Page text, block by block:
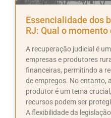
Essencialidade dos
RJ: Qual o
A recuperação judicial é
empresas e produtores
financeiras, permitindo a
de empregos. No entanto,
produtor é um tema
recursos podem ser
A flexibilidade da